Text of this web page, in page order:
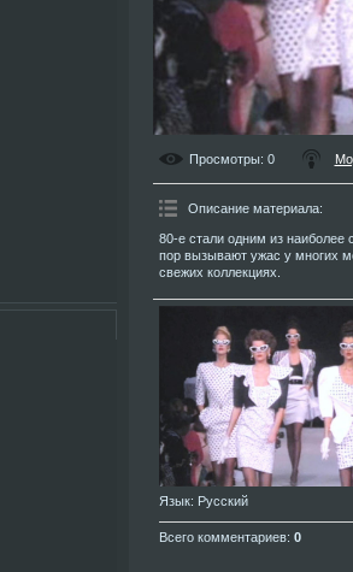
Просмотры: 0
Описание материала:
80-е стали одним из
пор вызывают ужас у многих
свежих коллекциях.
Язык: Русский
Всего комментариев: 0